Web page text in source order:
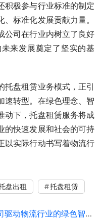
积极参与行业标准的制定
标准化发展贡献力量。
公司在行业内树立了良好
来发展奠定了坚实的基
托盘租赁业务模式，正引
速转型。在绿色理念、智
动下，托盘租赁服务将成
的快速发展和社会的可持
以实际行动书写着物流行
盘出租 托盘租赁
物流行业的绿色智能化革命